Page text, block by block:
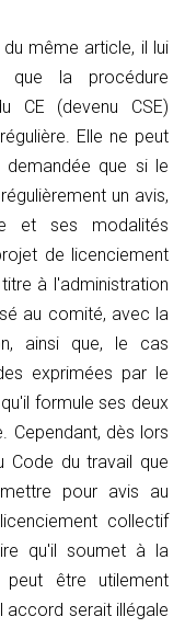
même article, il lui
que la procédure
CE (devenu CSE)
Elle ne peut
que si le
un avis,
et ses modalités
de licenciement
à l'administration
au comité, avec la
ainsi que, le cas
exprimées par le
formule ses deux
Cependant, dès lors
Code du travail que
pour avis au
collectif
qu'il soumet à la
peut être utilement
accord serait illégale